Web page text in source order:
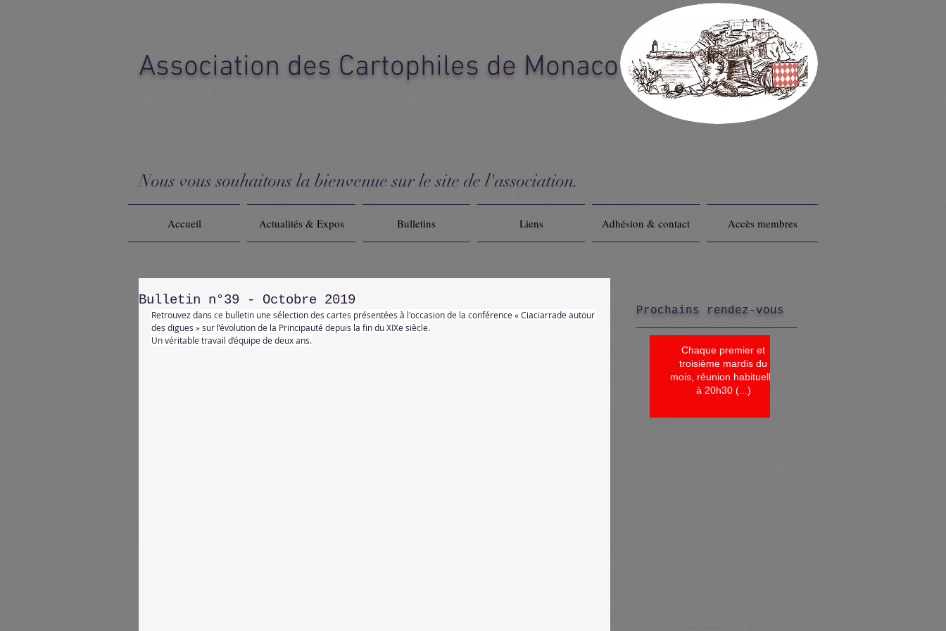
Association des Cartophiles de Monaco
Nous vous souhaitons la bienvenue sur le site de l'association.
Accueil Actualités & Expos Bulletins Liens Adhésion & contact Accès membres
Bulletin n°39 - Octobre 2019
Retrouvez dans ce bulletin une sélection des cartes présentées à l'occasion de la conférence « Ciaciarrade autour
des digues » sur l’évolution de la Principauté depuis la fin du XIXe siècle.
Un véritable travail d’équipe de deux ans.
Prochains rendez-vous
Chaque premier et
troisième mardis du
mois, réunion habituelle
à 20h30 (...)